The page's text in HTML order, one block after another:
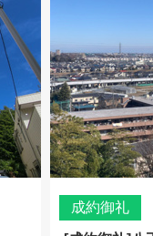
成約御礼